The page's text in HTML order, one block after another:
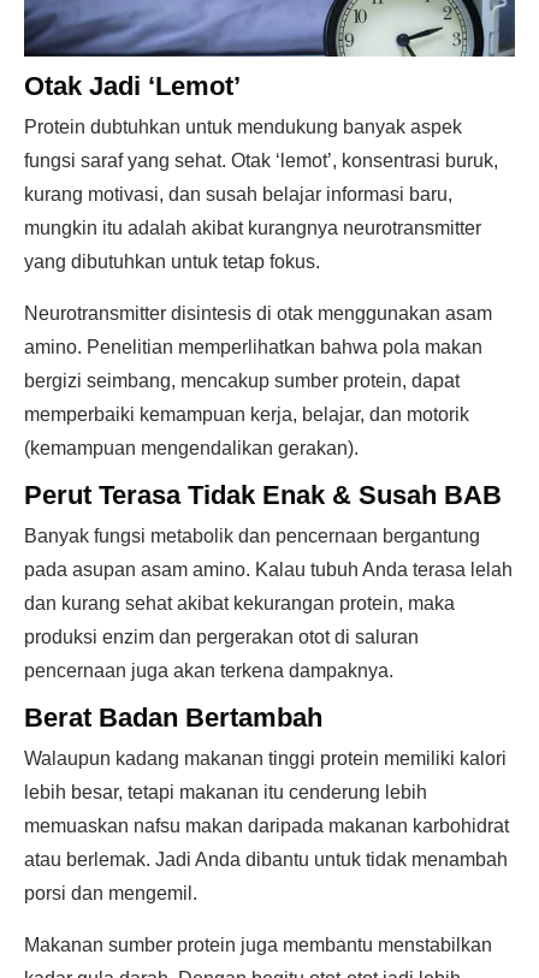
Otak Jadi ‘Lemot’
Protein dubtuhkan untuk mendukung banyak aspek
fungsi saraf yang sehat. Otak ‘lemot’, konsentrasi buruk,
kurang motivasi, dan susah belajar informasi baru,
mungkin itu adalah akibat kurangnya neurotransmitter
yang dibutuhkan untuk tetap fokus.
Neurotransmitter disintesis di otak menggunakan asam
amino. Penelitian memperlihatkan bahwa pola makan
bergizi seimbang, mencakup sumber protein, dapat
memperbaiki kemampuan kerja, belajar, dan motorik
(kemampuan mengendalikan gerakan).
Perut Terasa Tidak Enak & Susah BAB
Banyak fungsi metabolik dan pencernaan bergantung
pada asupan asam amino. Kalau tubuh Anda terasa lelah
dan kurang sehat akibat kekurangan protein, maka
produksi enzim dan pergerakan otot di saluran
pencernaan juga akan terkena dampaknya.
Berat Badan Bertambah
Walaupun kadang makanan tinggi protein memiliki kalori
lebih besar, tetapi makanan itu cenderung lebih
memuaskan nafsu makan daripada makanan karbohidrat
atau berlemak. Jadi Anda dibantu untuk tidak menambah
porsi dan mengemil.
Makanan sumber protein juga membantu menstabilkan